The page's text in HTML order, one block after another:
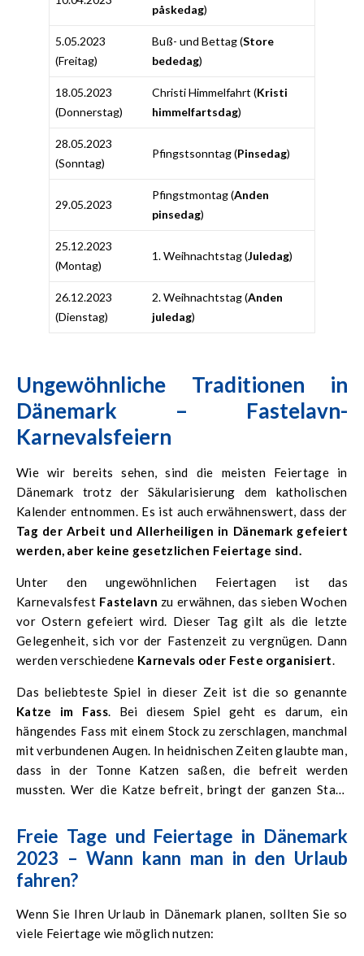
påskedag)
5.05.2023
(Freitag)
Buß- und Bettag (Store
bededag)
18.05.2023
(Donnerstag)
Christi Himmelfahrt (Kristi
himmelfartsdag)
28.05.2023
(Sonntag)
Pfingstsonntag (Pinsedag)
29.05.2023
Pfingstmontag (Anden
pinsedag)
25.12.2023
(Montag)
1. Weihnachtstag (Juledag)
26.12.2023
(Dienstag)
2. Weihnachtstag (Anden
juledag)
Ungewöhnliche Traditionen in
Dänemark – Fastelavn-
Karnevalsfeiern
Wie wir bereits sehen, sind die meisten Feiertage in
Dänemark trotz der Säkularisierung dem katholischen
Kalender entnommen. Es ist auch erwähnenswert, dass der
Tag der Arbeit und Allerheiligen in Dänemark gefeiert
werden, aber keine gesetzlichen Feiertage sind.
Unter den ungewöhnlichen Feiertagen ist das
Karnevalsfest Fastelavn zu erwähnen, das sieben Wochen
vor Ostern gefeiert wird. Dieser Tag gilt als die letzte
Gelegenheit, sich vor der Fastenzeit zu vergnügen. Dann
werden verschiedene Karnevals oder Feste organisiert.
Das beliebteste Spiel in dieser Zeit ist die so genannte
Katze im Fass. Bei diesem Spiel geht es darum, ein
hängendes Fass mit einem Stock zu zerschlagen, manchmal
mit verbundenen Augen. In heidnischen Zeiten glaubte man,
dass in der Tonne Katzen saßen, die befreit werden
mussten. Wer die Katze befreit, bringt der ganzen Stadt
Kinder Säcke mit Süßigkeiten.
Freie Tage und Feiertage in Dänemark
2023 – Wann kann man in den Urlaub
fahren?
Wenn Sie Ihren Urlaub in Dänemark planen, sollten Sie so
viele Feiertage wie möglich nutzen: